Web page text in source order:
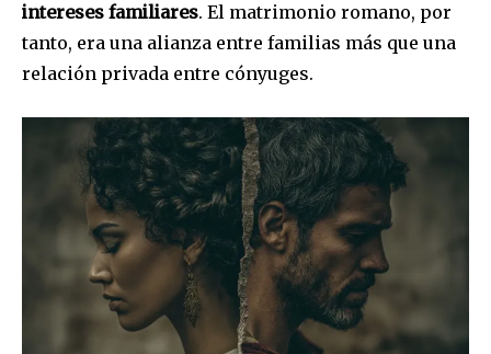
intereses familiares. El matrimonio romano, por
tanto, era una alianza entre familias más que una
relación privada entre cónyuges.